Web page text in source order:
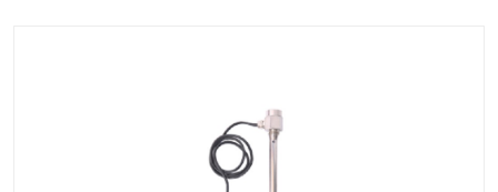
液位计传感器定制